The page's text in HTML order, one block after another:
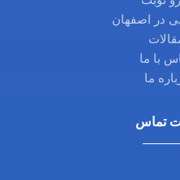
در اصفهان
با ما
ما
تماس